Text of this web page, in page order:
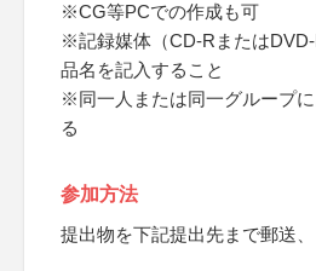
※CG等PCでの作成も可
※記録媒体（CD-Rまたは
品名を記入すること
※同一人または同一グループ
る
参加方法
提出物を下記提出先まで郵送